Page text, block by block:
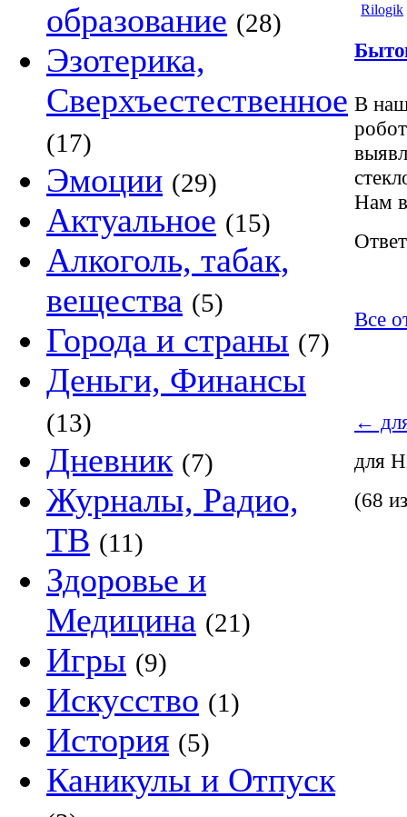
образование (28)
Эзотерика,
Сверхъестественное
(17)
Эмоции (29)
Актуальное (15)
Алкоголь, табак,
вещества (5)
Города и страны (7)
Деньги, Финансы
(13)
Дневник (7)
Журналы, Радио,
ТВ (11)
Здоровье и
Медицина (21)
Игры (9)
Искусство (1)
История (5)
Каникулы и Отпуск
Rilogik
В
Нам
Все
←
для
(68